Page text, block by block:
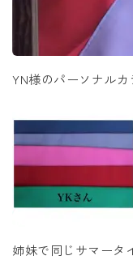
YN様のパーソナル
姉妹で同じサマータ